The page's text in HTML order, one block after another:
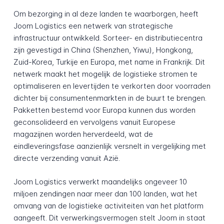
Om bezorging in al deze landen te waarborgen, heeft
Joom Logistics een netwerk van strategische
infrastructuur ontwikkeld. Sorteer- en distributiecentra
zijn gevestigd in China (Shenzhen, Yiwu), Hongkong,
Zuid-Korea, Turkije en Europa, met name in Frankrijk. Dit
netwerk maakt het mogelijk de logistieke stromen te
optimaliseren en levertijden te verkorten door voorraden
dichter bij consumentenmarkten in de buurt te brengen.
Pakketten bestemd voor Europa kunnen dus worden
geconsolideerd en vervolgens vanuit Europese
magazijnen worden herverdeeld, wat de
eindleveringsfase aanzienlijk versnelt in vergelijking met
directe verzending vanuit Azië.
Joom Logistics verwerkt maandelijks ongeveer 10
miljoen zendingen naar meer dan 100 landen, wat het
omvang van de logistieke activiteiten van het platform
aangeeft. Dit verwerkingsvermogen stelt Joom in staat